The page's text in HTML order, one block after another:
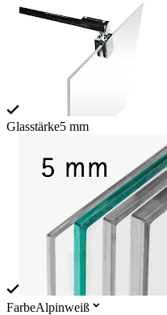
Glasstärke5 mm
FarbeAlpinweiß